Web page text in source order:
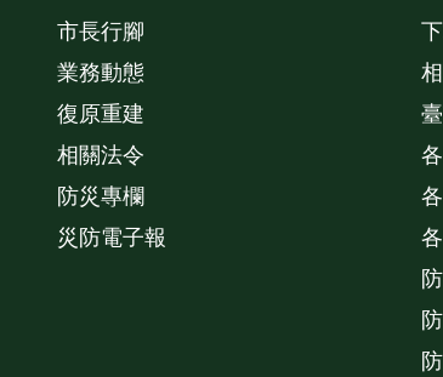
市長行腳
業務動態
復原重建
相關法令
防災專欄
災防電子報